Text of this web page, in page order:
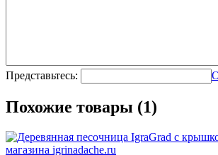
Представьтесь:
Похожие товары (1)